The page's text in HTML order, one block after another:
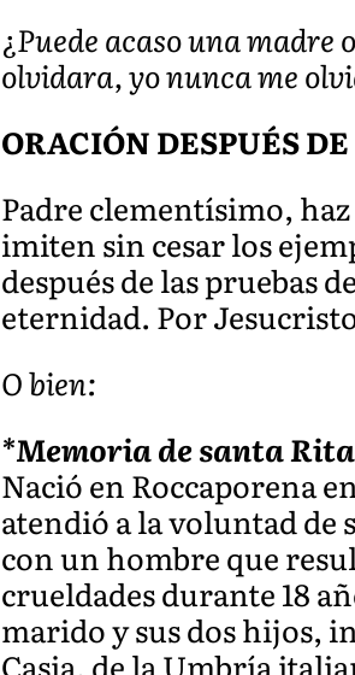
¿Puede acaso una
olvidara, yo nunca me
ORACIÓN DESPUÉS
Padre clementísimo,
imiten sin cesar los
después de las pruebas
eternidad. Por
O bien:
*Memoria de santa
Nació en Roccaporena
atendió a la voluntad de
con un hombre que
crueldades durante 18
marido y sus dos hijos,
Casia, de la Umbría